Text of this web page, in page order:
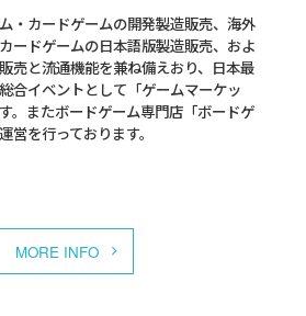
・カードゲームの開発製造販売、海外
ードゲームの日本語版製造販売、およ
売と流通機能を兼ね備えおり、日本最
合イベントとして「ゲームマーケッ
。またボードゲーム専門店「ボードゲ
営を行っております。
MORE INFO